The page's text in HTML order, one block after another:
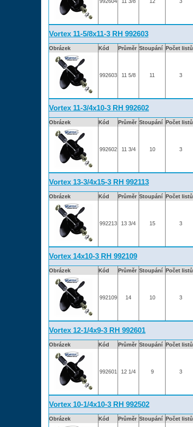
Vortex 11-5/8x11-3 RH 992603
Obrázek Kód Průměr Stoupání Počet listů
992603 11 5/8 11 3
Vortex 11-3/4x10-3 RH 992602
Obrázek Kód Průměr Stoupání Počet listů
992602 11 3/4 10 3
Vortex 13-3/4x15-3 RH 992113
Obrázek Kód Průměr Stoupání Počet listů
992213 13 3/4 15 3
Vortex 14x10-3 RH 992109
Obrázek Kód Průměr Stoupání Počet listů
992109 14 10 3
Vortex 12-1/4x9-3 RH 992601
Obrázek Kód Průměr Stoupání Počet listů
992601 12 1/4 9 3
Vortex 10-1/4x10-3 RH 992502
Obrázek Kód Průměr Stoupání Počet listů